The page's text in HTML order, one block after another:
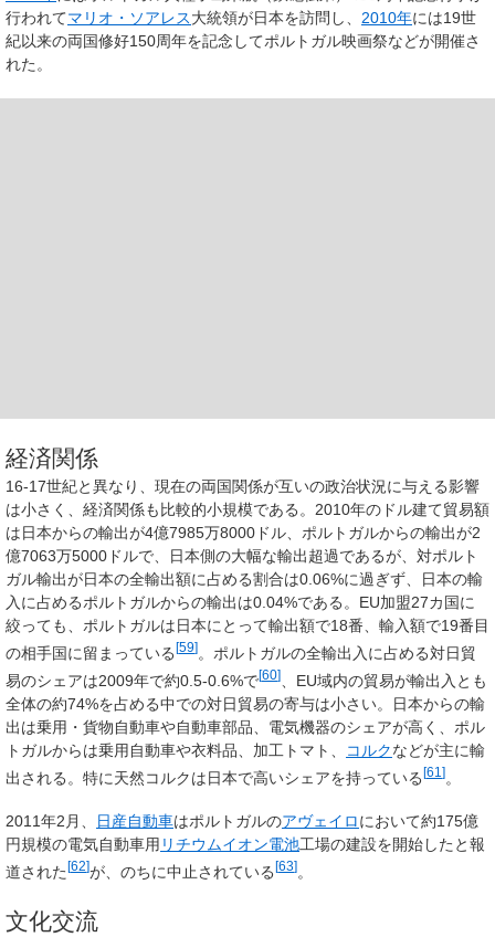
行われてマリオ・ソアレス大統領が日本を訪問し、 2010年には19世
紀以来の両国修好150周年を記念してポルトガル映画祭などが開催さ
れた。
経済関係
16-17世紀と異なり、現在の両国関係が互いの政治状況に与える影響
は小さく、経済関係も比較的小規模である。2010年のドル建て貿易額
は日本からの輸出が4億7985万8000ドル、ポルトガルからの輸出が2
億7063万5000ドルで、日本側の大幅な輸出超過であるが、対ポルト
ガル輸出が日本の全輸出額に占める割合は0.06%に過ぎず、日本の輸
入に占めるポルトガルからの輸出は0.04%である。EU加盟27カ国に
絞っても、ポルトガルは日本にとって輸出額で18番、輸入額で19番目
の相手国に留まっている [59] 。ポルトガルの全輸出入に占める対日貿
易のシェアは2009年で約0.5-0.6%で[60]
、EU域内の貿易が輸出入とも
全体の約74%を占める中での対日貿易の寄与は小さい。日本からの輸
出は乗用・貨物自動車や自動車部品、電気機器のシェアが高く、ポル
トガルからは乗用自動車や衣料品、加工トマト、
コルクなどが主に輸
出される。特に天然コルクは日本で高いシェアを持っている[61 ]。
2011年2月、 日産自動車はポルトガルのアヴェイロにおいて約175億
円規模の電気自動車用 リチウムイオン電池工場の建設を開始したと報
道された[62]が、のちに中止されている[63]。
文化交流